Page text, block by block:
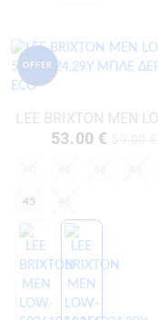
OFFER
53.00 €
45